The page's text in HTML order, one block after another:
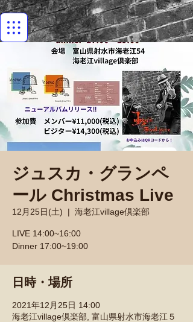
ジュスカ・グランペ
ール Christmas Live
12月25日(土)
  |
海老江village倶楽部
LIVE 14:00~16:00
Dinner 17:00~19:00
日時・場所
2021年12月25日 14:00
海老江village倶楽部, 富山県射水市海老江５